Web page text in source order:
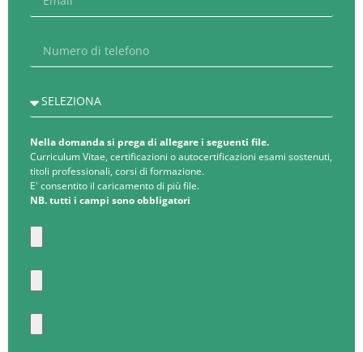
Nella domanda si prega di allegare i seguenti file.
Curriculum Vitae, certificazioni o autocertificazioni esami sostenuti,
titoli professionali, corsi di formazione.
E' consentito il caricamento di più file.
NB. tutti i campi sono obbligatori